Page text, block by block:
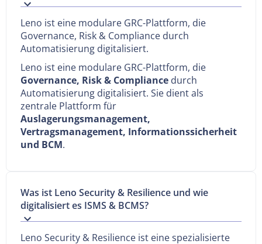
Leno ist eine modulare GRC-Plattform, die
Governance, Risk & Compliance durch
Automatisierung digitalisiert.
Leno ist eine modulare GRC-Plattform, die
Governance, Risk & Compliance durch
Automatisierung digitalisiert. Sie dient als
zentrale Plattform für
Auslagerungsmanagement,
Vertragsmanagement, Informationssicherheit
und BCM.
Was ist Leno Security & Resilience und wie
digitalisiert es ISMS & BCMS?
Leno Security & Resilience ist eine spezialisierte